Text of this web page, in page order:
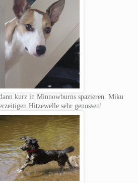
kurz in Minnowburns spazieren. Miku
Hitzewelle sehr genossen!